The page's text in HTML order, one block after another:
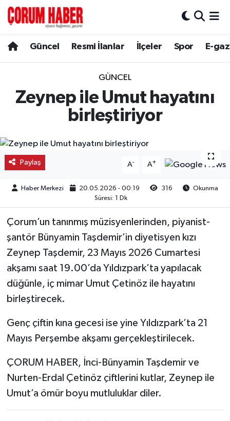
Güncel Resmi İlanlar İlçeler Spor E-
GÜNCEL
Zeynep ile Umut hayatını
birleştiriyor
Paylaş A- A+
Haber Merkezi 20.05.2026 - 00:19 316
Okunma
Süresi: 1 Dk
Çorum’un tanınmış müzisyenlerinden, piyanist-
şantör Bünyamin Taşdemir’in diyetisyen kızı
Zeynep Taşdemir, 23 Mayıs 2026 Cumartesi
akşamı saat 19.00’da Yıldızpark’ta yapılacak
düğünle, iç mimar Umut Çetinöz ile hayatını
birleştirecek.
Genç çiftin kına gecesi ise yine Yıldızpark’ta 21
Mayıs Perşembe akşamı gerçekleştirilecek.
ÇORUM HABER, İnci-Bünyamin Taşdemir ve
Nurten-Erdal Çetinöz çiftlerini kutlar, Zeynep ile
Umut’a ömür boyu mutluluklar diler.
Spor
Resmi İlanlar
Bayat
Boğazkale
İskilip
Kargı
Laçin
Mecitözü
Oğuzlar
Osmancık
Hava Durumu
Çorum Namaz Vakitleri
Trafik Durumu
Süper Lig Puan Durumu ve Fikstür
Tüm Manşetler
Son Dakika Haberleri
Haber Arşivi